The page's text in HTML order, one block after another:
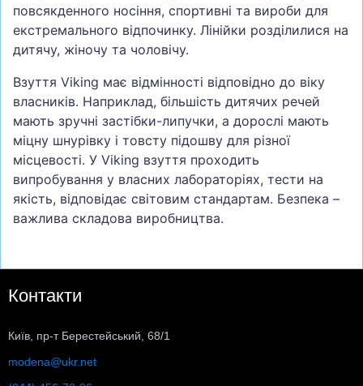
повсякденного носіння, спортивні та вироби для
екстремального відпочинку. Лінійки розділилися на
дитячу, жіночу та чоловічу.
Взуття Viking має відмінності відповідно до віку
власників. Наприклад, більшість дитячих речей
мають зручні застібки-липучки, а дорослі мають
міцну шнурівку і товсту підошву для різної
місцевості. У Viking взуття проходить
випробування у власних лабораторіях, тести на
якість, відповідає світовим стандартам. Безпека –
важлива складова виробництва.
Контакти
Київ, пр-т Берестейський, 68/1
modena@ukr.net